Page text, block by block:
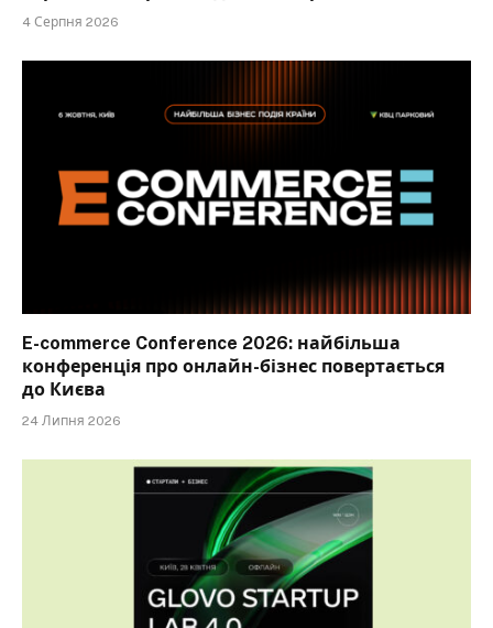
4 Серпня 2026
E-commerce Conference 2026: найбільша
конференція про онлайн-бізнес повертається
до Києва
24 Липня 2026